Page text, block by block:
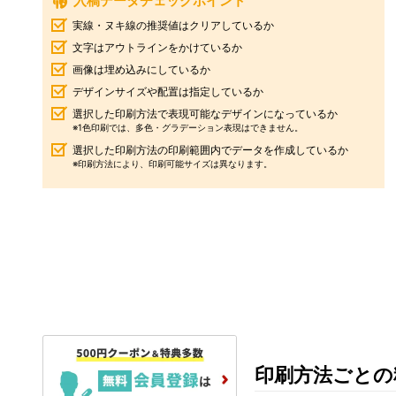
実線・ヌキ線の推奨値はクリアしているか
文字はアウトラインをかけているか
画像は埋め込みにしているか
デザインサイズや配置は指定しているか
選択した印刷方法で表現可能なデザインになっているか
※1色印刷では、多色・グラデーション表現はできません。
選択した印刷方法の印刷範囲内でデータを作成しているか
※印刷方法により、印刷可能サイズは異なります。
印刷方法ごと